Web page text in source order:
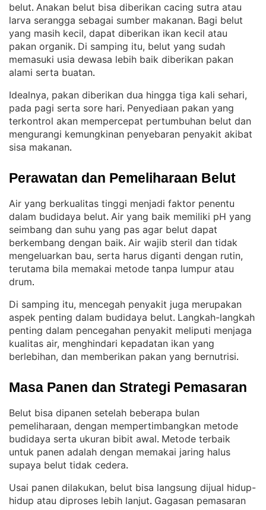
belut. Anakan belut bisa diberikan cacing sutra atau
larva serangga sebagai sumber makanan. Bagi belut
yang masih kecil, dapat diberikan ikan kecil atau
pakan organik. Di samping itu, belut yang sudah
memasuki usia dewasa lebih baik diberikan pakan
alami serta buatan.
Idealnya, pakan diberikan dua hingga tiga kali sehari,
pada pagi serta sore hari. Penyediaan pakan yang
terkontrol akan mempercepat pertumbuhan belut dan
mengurangi kemungkinan penyebaran penyakit akibat
sisa makanan.
Perawatan dan Pemeliharaan Belut
Air yang berkualitas tinggi menjadi faktor penentu
dalam budidaya belut. Air yang baik memiliki pH yang
seimbang dan suhu yang pas agar belut dapat
berkembang dengan baik. Air wajib steril dan tidak
mengeluarkan bau, serta harus diganti dengan rutin,
terutama bila memakai metode tanpa lumpur atau
drum.
Di samping itu, mencegah penyakit juga merupakan
aspek penting dalam budidaya belut. Langkah-langkah
penting dalam pencegahan penyakit meliputi menjaga
kualitas air, menghindari kepadatan ikan yang
berlebihan, dan memberikan pakan yang bernutrisi.
Masa Panen dan Strategi Pemasaran
Belut bisa dipanen setelah beberapa bulan
pemeliharaan, dengan mempertimbangkan metode
budidaya serta ukuran bibit awal. Metode terbaik
untuk panen adalah dengan memakai jaring halus
supaya belut tidak cedera.
Usai panen dilakukan, belut bisa langsung dijual hidup-
hidup atau diproses lebih lanjut. Gagasan pemasaran